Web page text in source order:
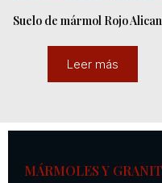
Suelo de mármol Rojo
Leer más
MÁRMOLES Y